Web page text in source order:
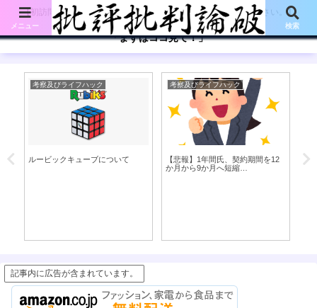
【初訪問の方は、下記の「まずはココ見て!」ボタンをご覧ください。】
「まずはココ見て！」
考察及びライフハック
ルービックキューブについて
考察及びライフハック
【悲報】1年間氏、契約期間を12
か月から9か月へ短縮…
木
記事内に広告が含まれています。
メニュー 検索